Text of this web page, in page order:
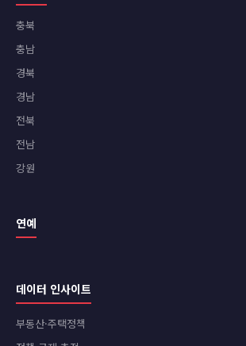
충북
충남
경북
경남
전북
전남
강원
연예
데이터 인사이트
부동산·주택정책